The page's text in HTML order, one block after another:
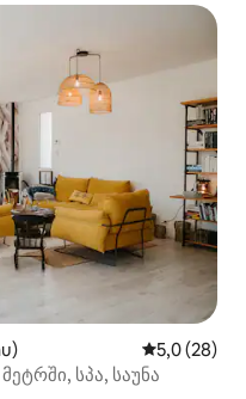
საშუალო
5,0 (28)
სპა, საუნა